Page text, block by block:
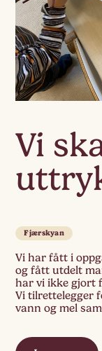
Vi
Fjærskyan
Vi har fått i
og fått utdelt
har vi ikke gjort
Vi tilrettelegger
vann og mel